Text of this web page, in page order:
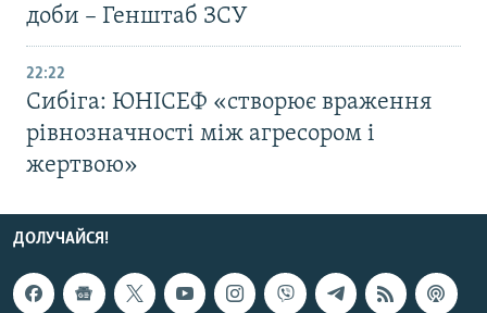
доби – Генштаб ЗСУ
22:22
Сибіга: ЮНІСЕФ «створює враження
рівнозначності між агресором і
жертвою»
ДОЛУЧАЙСЯ!